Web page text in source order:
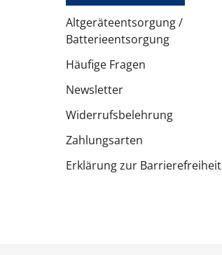
Altgeräteentsorgung /
Batterieentsorgung
Häufige Fragen
Newsletter
Widerrufsbelehrung
Zahlungsarten
Erklärung zur Barrierefreiheit